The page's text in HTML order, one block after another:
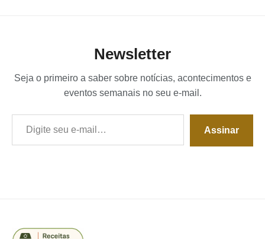
Newsletter
Seja o primeiro a saber sobre notícias, acontecimentos e
eventos semanais no seu e-mail.
Digite seu e-mail…
Assinar